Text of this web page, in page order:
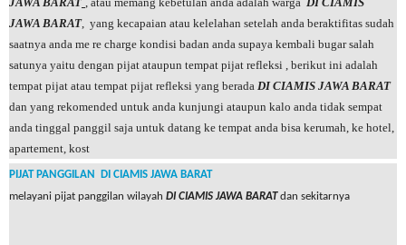
JAWA BARAT, yang kecapaian atau kelelahan setelah anda beraktifitas sudah
saatnya anda me re charge kondisi badan anda supaya kembali bugar salah
satunya yaitu dengan pijat ataupun tempat pijat refleksi , berikut ini adalah
tempat pijat atau tempat pijat refleksi yang berada DI CIAMIS JAWA BARAT
dan yang rekomended untuk anda kunjungi ataupun kalo anda tidak sempat
anda tinggal panggil saja untuk datang ke tempat anda bisa kerumah, ke hotel,
apartement, kost
PIJAT PANGGILAN DI CIAMIS JAWA BARAT
melayani pijat panggilan wilayah DI CIAMIS JAWA BARATdan sekitarnya